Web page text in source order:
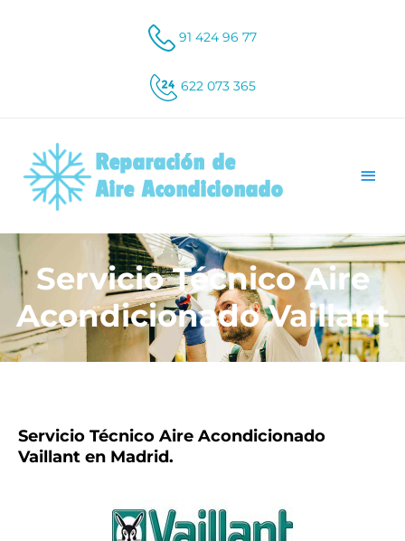
91 424 96 77
622 073 365
Servicio Técnico Aire
Acondicionado Vaillant
Servicio Técnico Aire Acondicionado
Vaillant en Madrid.